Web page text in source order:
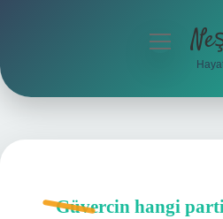
menüyü
Güvercin hangi